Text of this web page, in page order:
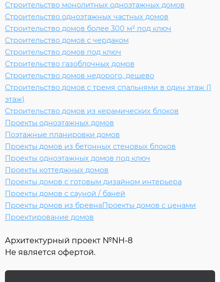
Строительство монолитных одноэтажных домов
Строительство одноэтажных частных домов
Строительство домов более 300 м² под ключ
Строительство домов с чердаком
Строительство домов под ключ
Строительство газоблочных домов
Строительство домов недорого, дешево
Строительство домов с тремя спальнями в один этаж (1
этаж)
Строительство домов из керамических блоков
Проекты одноэтажных домов
Поэтажные планировки домов
Проекты домов из бетонных стеновых блоков
Проекты одноэтажных домов под ключ
Проекты коттеджных домов
Проекты домов с готовым дизайном интерьера
Проекты домов с сауной / баней
Проекты домов из бревнаПроекты домов с ценами
Проектирование домов
Архитектурный проект №NH-8
Не является офертой.